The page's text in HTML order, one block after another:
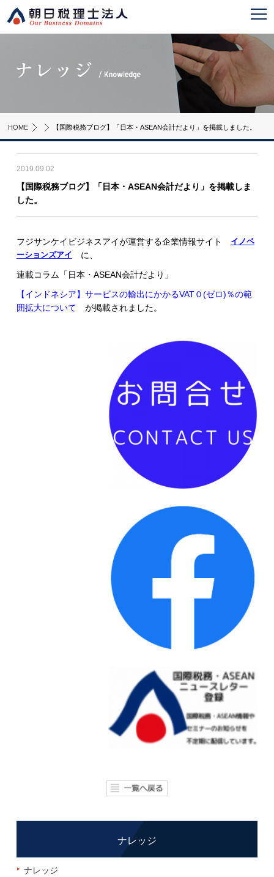
HOME 【国際税務ブログ】「日本・ASEAN会計だより」を掲載しました。
2019.09.02
【国際税務ブログ】「日本・ASEAN会計だより」を掲載しま
した。
フジサンケイビジネスアイが運営する企業情報サイト
イノベ
ーションズアイ
に、
連載コラム「日本・ASEAN会計だより」
【インドネシア】サービスの輸出にかかるVAT０(ゼロ)％の範
囲拡大について が掲載されました。
ナレッジ
ナレッジ